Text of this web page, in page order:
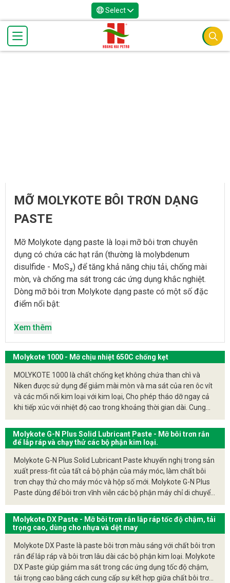
Select
MỠ MOLYKOTE BÔI TRƠN DẠNG
PASTE
Mỡ Molykote dạng paste là loại mỡ bôi trơn chuyên
dụng có chứa các hạt rắn (thường là molybdenum
disulfide - MoS₂) để tăng khả năng chịu tải, chống mài
mòn, và chống ma sát trong các ứng dụng khắc nghiệt.
Dòng mỡ bôi trơn Molykote dạng paste có một số đặc
điểm nổi bật:
Khả năng chịu tải cao
mòn dưới điều kiện tải trọng nặng.
Khả năng chịu nhiệt: Một số sản phẩm Molykote
có khả năng hoạt động ở nhiệt độ rất cao hoặc rất
thấp, tùy thuộc vào công thức cụ thể.
Ứng dụng đa dạng: Sản phẩm có thể được dùng
cho nhiều loại máy móc trong công nghiệp, từ cơ khí,
ô tô, tới ngành chế tạo thép và xi măng.
Chống ăn mòn: Mỡ Molykote cũng thường được sử
dụng để bảo vệ bề mặt kim loại khỏi gỉ sét và oxi
hóa.
Một số dòng phổ biến của Molykote dạng paste bao
gồm:
Molykote G-N Plus Paste: Chịu tải nặng, chịu nhiệt
tốt.
động.
Molykote P-37 Paste
: Được sử dụng trong môi
trường chịu nhiệt độ rất cao.
Xem thêm
Molykote 1000 - Mỡ chịu nhiệt 650C chống kẹt
MOLYKOTE 1000 là chất chống kẹt không chứa than chì và
Niken được sử dụng để giảm mài mòn và ma sát của ren ôc vít
và các mối nối kim loại với kim loại, Cho phép tháo dỡ ngay cả
khi tiếp xúc với nhiệt độ cao trong khoảng thời gian dài. Cung
cấp khả năng bảo vệ chống ăn mòn tốt, tải trọng cao trên một
phạm vi nhiệt độ cực rộng.
Molykote G-N Plus Solid Lubricant Paste - Mỡ bôi trơn rắn
để lắp ráp và chạy thử các bộ phận kim loại.
Molykote G-N Plus Solid Lubricant Paste khuyến nghị trong sản
xuất press-fit của tất cả bộ phận của máy móc, làm chất bôi
trơn chạy thử cho máy móc và hộp số mới. Molykote G-N Plus
Paste dùng để bôi trơn vĩnh viễn các bộ phận máy chỉ di chuyển
rất ít hoặc ít và cũng dùng để khoan, cưa và cắt ren. Được sử
dụng thành công để bôi trơn trục chính có ren, trục xoay, bánh
răng, bánh răng sâu và truyền động, ốc vít, van, máy bơm và
dẫn hướng máy công cụ cũng như để siết chặt và lắp vòng bi
lăn, vòng đệm, bánh xe, mặt bích và bu lông.
Molykote DX Paste - Mỡ bôi trơn rắn lắp ráp tốc độ chậm, tải
trọng cao, dùng cho nhựa và dệt may
Molykote DX Paste là paste bôi trơn màu sáng với chất bôi trơn
rắn để lắp ráp và bôi trơn lâu dài các bộ phận kim loại. Molykote
DX Paste giúp giảm ma sát trong các ứng dụng tốc độ chậm,
tải trọng cao bằng cách cung cấp sự kết hợp giữa chất bôi trơn